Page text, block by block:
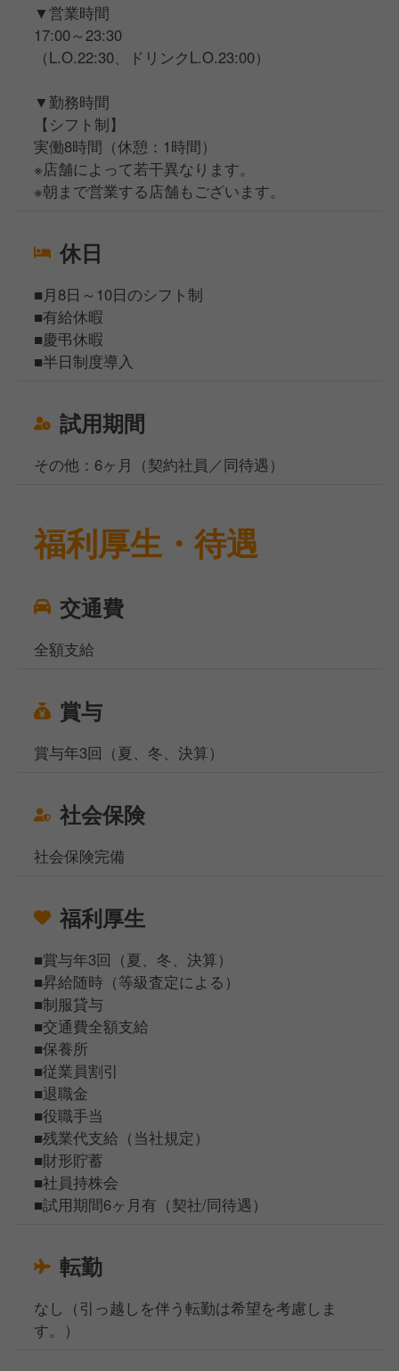
▼営業時間
17:00～23:30
（L.O.22:30、ドリンクL.O.23:00）
▼勤務時間
【シフト制】
実働8時間（休憩：1時間）
※店舗によって若干異なります。
※朝まで営業する店舗もございます。
休日
■月8日～10日のシフト制
■有給休暇
■慶弔休暇
■半日制度導入
試用期間
その他：6ヶ月（契約社員／同待遇）
福利厚生・待遇
交通費
全額支給
賞与
賞与年3回（夏、冬、決算）
社会保険
社会保険完備
福利厚生
■賞与年3回（夏、冬、決算）
■昇給随時（等級査定による）
■制服貸与
■交通費全額支給
■保養所
■従業員割引
■退職金
■役職手当
■残業代支給（当社規定）
■財形貯蓄
■社員持株会
■試用期間6ヶ月有（契社/同待遇）
転勤
なし（引っ越しを伴う転勤は希望を考慮しま
す。）